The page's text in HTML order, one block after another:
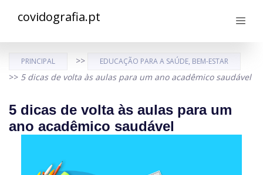
covidografia.pt
PRINCIPAL >> EDUCAÇÃO PARA A SAÚDE, BEM-ESTAR
>> 5 dicas de volta às aulas para um ano acadêmico saudável
5 dicas de volta às aulas para um
ano acadêmico saudável